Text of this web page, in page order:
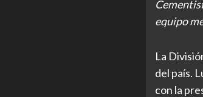
equipo
La
del país.
con la